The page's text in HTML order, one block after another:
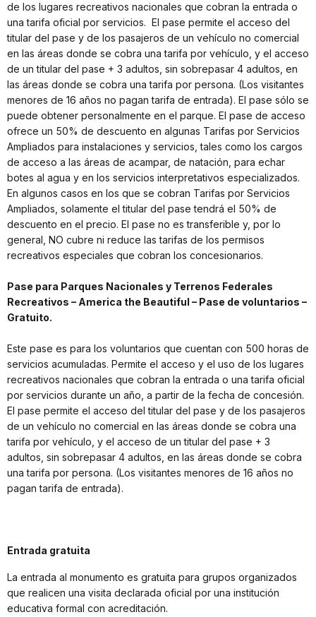
de los lugares recreativos nacionales que cobran la entrada o
una tarifa oficial por servicios. El pase permite el acceso del
titular del pase y de los pasajeros de un vehículo no comercial
en las áreas donde se cobra una tarifa por vehículo, y el acceso
de un titular del pase + 3 adultos, sin sobrepasar 4 adultos, en
las áreas donde se cobra una tarifa por persona. (Los visitantes
menores de 16 años no pagan tarifa de entrada). El pase sólo se
puede obtener personalmente en el parque. El pase de acceso
ofrece un 50% de descuento en algunas Tarifas por Servicios
Ampliados para instalaciones y servicios, tales como los cargos
de acceso a las áreas de acampar, de natación, para echar
botes al agua y en los servicios interpretativos especializados.
En algunos casos en los que se cobran Tarifas por Servicios
Ampliados, solamente el titular del pase tendrá el 50% de
descuento en el precio. El pase no es transferible y, por lo
general, NO cubre ni reduce las tarifas de los permisos
recreativos especiales que cobran los concesionarios.
Pase para Parques Nacionales y Terrenos Federales
Recreativos – America the Beautiful – Pase de voluntarios –
Gratuito.
Este pase es para los voluntarios que cuentan con 500 horas de
servicios acumuladas. Permite el acceso y el uso de los lugares
recreativos nacionales que cobran la entrada o una tarifa oficial
por servicios durante un año, a partir de la fecha de concesión.
El pase permite el acceso del titular del pase y de los pasajeros
de un vehículo no comercial en las áreas donde se cobra una
tarifa por vehículo, y el acceso de un titular del pase + 3
adultos, sin sobrepasar 4 adultos, en las áreas donde se cobra
una tarifa por persona. (Los visitantes menores de 16 años no
pagan tarifa de entrada).
Entrada gratuita
La entrada al monumento es gratuita para grupos organizados
que realicen una visita declarada oficial por una institución
educativa formal con acreditación.